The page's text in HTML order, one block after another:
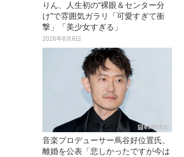
りん、人生初の“裸眼＆センター分
け”で雰囲気ガラリ「可愛すぎて衝
撃」「美少女すぎる」
2026年8月8日
音楽プロデューサー蔦谷好位置氏、
離婚を公表「悲しかったですが今は